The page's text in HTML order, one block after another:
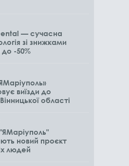
— сучасна
зі знижками
-50%
виїзди до
області
новий проєкт
людей